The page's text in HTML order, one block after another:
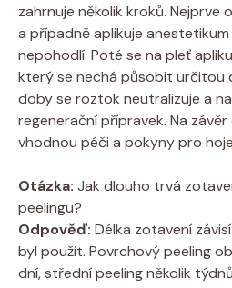
zahrnuje několik kroků. Nejprve
a případně aplikuje
nepohodlí. Poté se na pleť
který se nechá působit určitou
doby se roztok neutralizuje a
regenerační přípravek. Na
vhodnou péči a pokyny pro
Otázka: Jak dlouho trvá
peelingu?
Odpověď: Délka zotavení
byl použit. Povrchový peeling
dní, střední peeling několik